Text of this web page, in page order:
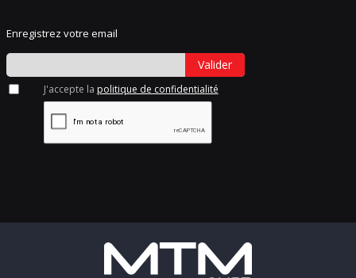
Enregistrez votre email
Valider
J'accepte la politique de confidentialité